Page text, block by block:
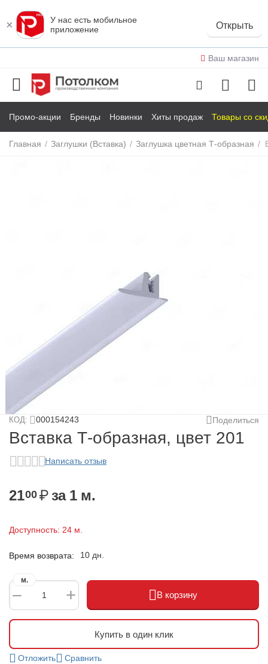
×
У нас есть мобильное
приложение
Открыть
Ваш магазин
Промо-акции Бренды Новинки Хиты продаж Товары со
Главная / Заглушки (Вставка) / Заглушка цветная Т-образная /
КОД: 000154243 Поделиться
Вставка Т-образная, цвет 201
Написать отзыв
2100 ₽за 1 м.
Доступность: 24 м.
Время возврата: 10 дн.
+
−
м.
В корзину
Купить в один клик
Отложить Сравнить